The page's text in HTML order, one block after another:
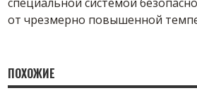
от чрезмерно повышенной
ПОХОЖИЕ